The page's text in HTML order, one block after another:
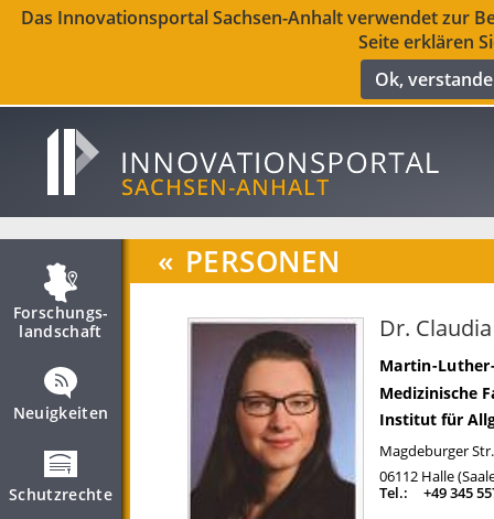
Das Innovationsportal Sachsen-Anhalt verwendet zur
Seite erklären
Ok,
Forschungs­
landschaft
Neuigkeiten
Schutzrechte
« PERSONEN
Dr.
Martin-
Medizinische
Institut für
Magdeburger
06112 Halle
Tel.:
+49 345